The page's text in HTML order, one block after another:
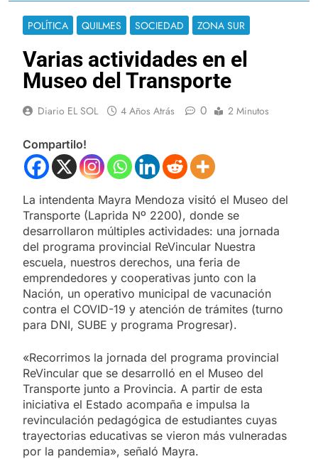
POLÍTICA QUILMES SOCIEDAD ZONA SUR
Varias actividades en el
Museo del Transporte
Diario EL SOL 4 Años Atrás 0 2 Minutos
Compartilo!
La intendenta Mayra Mendoza visitó el Museo del
Transporte (Laprida Nº 2200), donde se
desarrollaron múltiples actividades: una jornada
del programa provincial ReVincular Nuestra
escuela, nuestros derechos, una feria de
emprendedores y cooperativas junto con la
Nación, un operativo municipal de vacunación
contra el COVID-19 y atención de trámites (turno
para DNI, SUBE y programa Progresar).
«Recorrimos la jornada del programa provincial
ReVincular que se desarrolló en el Museo del
Transporte junto a Provincia. A partir de esta
iniciativa el Estado acompaña e impulsa la
revinculación pedagógica de estudiantes cuyas
trayectorias educativas se vieron más vulneradas
por la pandemia», señaló Mayra.